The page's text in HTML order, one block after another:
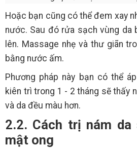
Hoặc bạn cũng có thể đem xay
nước. Sau đó rửa sạch vùng da
lên. Massage nhẹ và thư giãn
bằng nước ấm.
Phương pháp này bạn có thể
kiên trì trong 1 - 2 tháng sẽ thấy
và da đều màu hơn.
2.2. Cách trị nám da
mật ong